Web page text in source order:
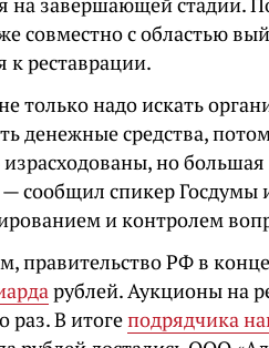
совместно с областью
к реставрации.
только надо искать
денежные средства,
израсходованы, но
сообщил спикер Госдумы
и контролем
правительство РФ в
рублей. Аукционы на
раз. В итогеподрядчика